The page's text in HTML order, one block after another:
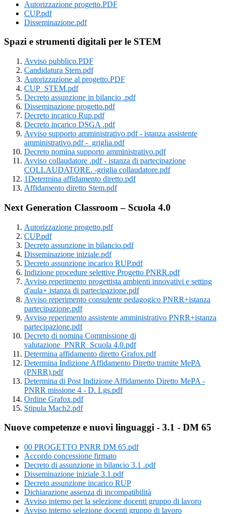
Autorizzazione progetto.PDF
CUP.pdf
Disseminazione.pdf
Spazi e strumenti digitali per le STEM
Avviso pubblico.PDF
Candidatura Stem.pdf
Autorizzazione al progetto.PDF
CUP STEM.pdf
Decreto assunzione in bilancio .pdf
Disseminazione progetto.pdf
Decreto incarico Rup.pdf
Decreto incarico DSGA .pdf
Avviso supporto amministrativo.pdf - istanza assistente
amministrativo.pdf - griglia.pdf
Decreto nomina supporto amministrativo.pdf
Avviso collaudatore .pdf - istanza di partecipazione
COLLAUDATORE. -griglia collaudatore.pdf
1Determina affidamento diretto.pdf
Affidamento diretto Stem.pdf
Next Generation Classroom – Scuola 4.0
Autorizzazione progetto.pdf
CUP.pdf
Decreto assunzione in bilancio.pdf
Disseminazione iniziale.pdf
Decreto assunzione incarico RUP.pdf
Indizione procedure selettive Progetto PNRR.pdf
Avviso reperimento progettista ambienti innovativi e setting
d'aula+ istanza di partecipazione.pdf
Avviso reperimento consulente pedagogico PNRR+istanza
partecipazione.pdf
Avviso reperimento assistente amministrativo PNRR+istanza
partecipazione.pdf
Decreto di nomina Commissione di
valutazione_PNRR_Scuola 4.0.pdf
Determina affidamento diretto Grafox.pdf
Determina Indizione Affidamento Diretto tramite MePA
(PNRR).pdf
Determina di Post Indizione Affidamento Diretto MePA -
PNRR missione 4 - D. Lgs.pdf
Ordine Grafox.pdf
Stipula Mach2.pdf
Nuove competenze e nuovi linguaggi - 3.1 - DM 65
00 PROGETTO PNRR DM 65.pdf
Accordo concessione firmato
Decreto di assunzione in bilancio 3.1 .pdf
Disseminazione iniziale 3.1.pdf
Decreto assunzione incarico RUP
Dichiarazione assenza di incompatibilità
Avviso interno per la selezione docenti gruppo di lavoro
Avviso interno selezione docenti gruppo di lavoro